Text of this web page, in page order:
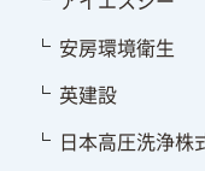
安房環境衛生
英建設
日本高圧洗浄株